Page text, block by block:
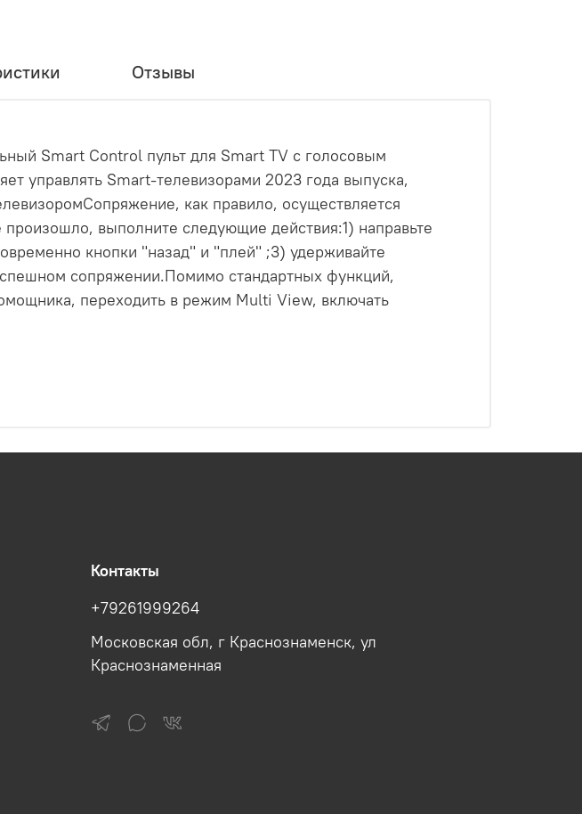
Отзывы
Smart Control пульт для Smart TV с голосовым
управлять Smart-телевизорами 2023 года выпуска,
как правило, осуществляется
выполните следующие действия:1) направьте
кнопки "назад" и "плей" ;3) удерживайте
сопряжении.Помимо стандартных функций,
переходить в режим Multi View, включать
Контакты
+79261999264
Московская обл, г Краснознаменск, ул
Краснознаменная